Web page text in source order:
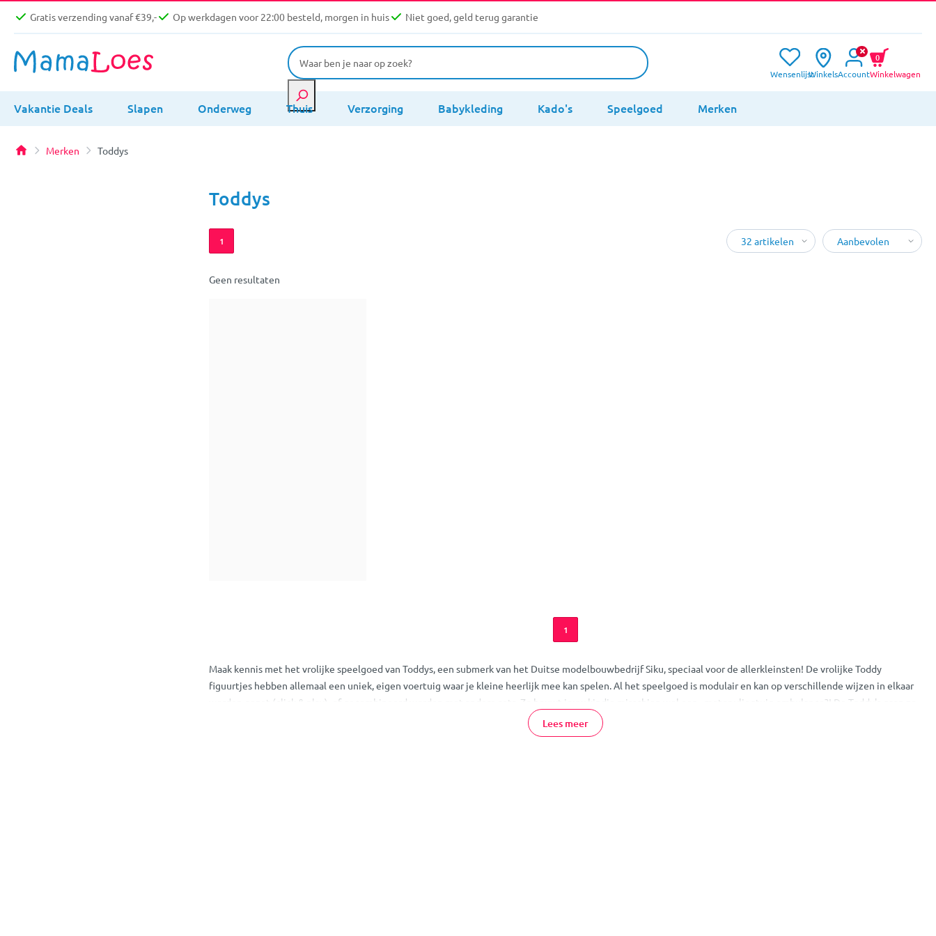
Gratis verzending vanaf €39,- Op werkdagen voor 22:00 besteld, morgen in huis Niet goed, geld terug garantie
WensenlijstWinkelsAccountWinkelwagen
0
Vakantie Deals Slapen Onderweg Thuis Verzorging Babykleding Kado's Speelgoed Merken
Merken Toddys
Toddys
1
Geen resultaten
1
Maak kennis met het vrolijke speelgoed van Toddys, een submerk van het Duitse modelbouwbedrijf Siku, speciaal voor de allerkleinsten! De vrolijke Toddy
figuurtjes hebben allemaal een uniek, eigen voertuig waar je kleine heerlijk mee kan spelen. Al het speelgoed is modulair en kan op verschillende wijzen in elkaar
worden gezet (click & play), of gecombineerd worden met andere sets. Zo bouwt jouw kindje misschien wel een.. motor-vliegtuig-ambulance?! De Toddy's gaan zo
Lees meer